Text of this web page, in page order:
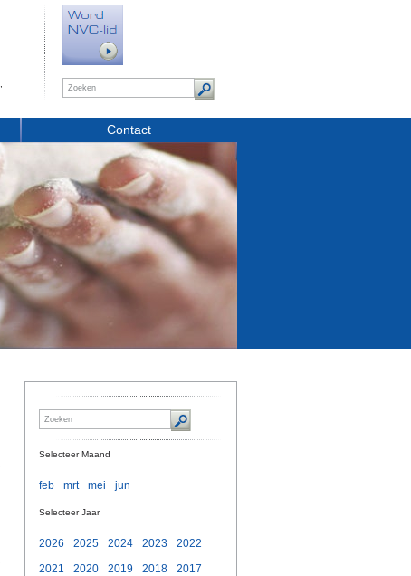
Contact
Selecteer Maand
feb mrt mei jun
Selecteer Jaar
2026 2025 2024 2023
2022
2021
2020 2019 2018
2017